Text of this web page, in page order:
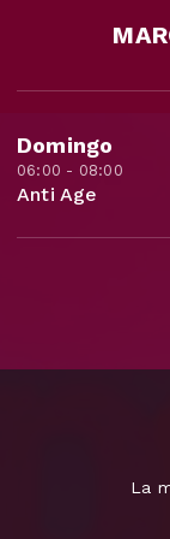
Domingo
06:00 - 08:00
Anti Age
La